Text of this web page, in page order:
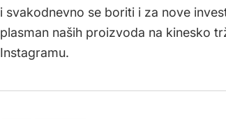
i svakodnevno se boriti i za nove
plasman naših proizvoda na kinesko
Instagramu.